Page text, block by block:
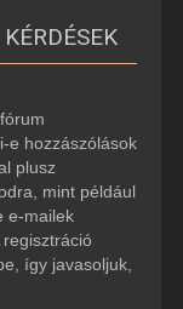
e hozzászólások
plusz
mint például
e-mailek
így javasoljuk,